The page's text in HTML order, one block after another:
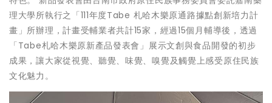
理大學所執行之「111年度Tabe 札哈木樂原通路據點創新培力計
畫」所辦理，計畫受輔業者共計15家，經過15個月輔導後，透過
「Tabe札哈木樂原新產品發表會」展示文創與食品開發的初步
成果，讓大家從視覺、聽覺、味覺、嗅覺及觸覺上感受原住民族
文化魅力。